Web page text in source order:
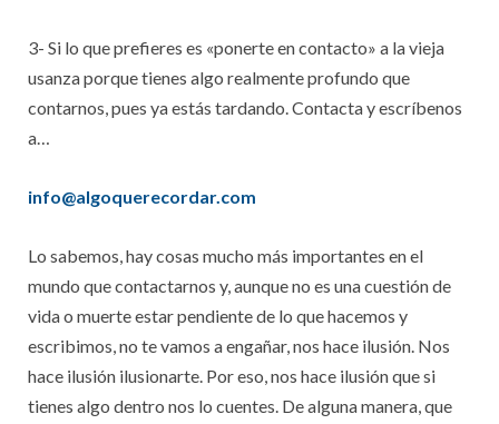
3- Si lo que prefieres es «ponerte en contacto» a la vieja
usanza porque tienes algo realmente profundo que
contarnos, pues ya estás tardando. Contacta y escríbenos
a…
info@algoquerecordar.com
Lo sabemos, hay cosas mucho más importantes en el
mundo que contactarnos y, aunque no es una cuestión de
vida o muerte estar pendiente de lo que hacemos y
escribimos, no te vamos a engañar, nos hace ilusión. Nos
hace ilusión ilusionarte. Por eso, nos hace ilusión que si
tienes algo dentro nos lo cuentes. De alguna manera, que